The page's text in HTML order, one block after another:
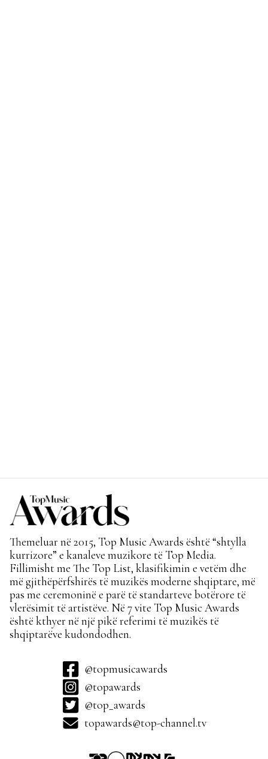
Themeluar në 2015, Top Music Awards është “shtylla
kurrizore” e kanaleve muzikore të Top Media.
Fillimisht me The Top List, klasifikimin e vetëm dhe
më gjithëpërfshirës të muzikës moderne shqiptare, më
pas me ceremoninë e parë të standarteve botërore të
vlerësimit të artistëve. Në 7 vite Top Music Awards
është kthyer në një pikë referimi të muzikës të
shqiptarëve kudondodhen.
@topmusicawards
@topawards
@top_awards
topawards@top-channel.tv